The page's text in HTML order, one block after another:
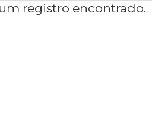
registro encontrado.